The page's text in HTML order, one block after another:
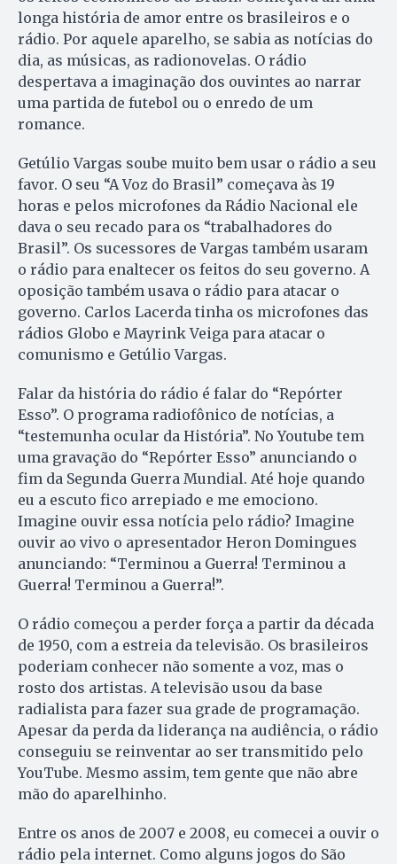
longa história de amor entre os brasileiros e o
rádio. Por aquele aparelho, se sabia as notícias do
dia, as músicas, as radionovelas. O rádio
despertava a imaginação dos ouvintes ao narrar
uma partida de futebol ou o enredo de um
romance.
Getúlio Vargas soube muito bem usar o rádio a seu
favor. O seu “A Voz do Brasil” começava às 19
horas e pelos microfones da Rádio Nacional ele
dava o seu recado para os “trabalhadores do
Brasil”. Os sucessores de Vargas também usaram
o rádio para enaltecer os feitos do seu governo. A
oposição também usava o rádio para atacar o
governo. Carlos Lacerda tinha os microfones das
rádios Globo e Mayrink Veiga para atacar o
comunismo e Getúlio Vargas.
Falar da história do rádio é falar do “Repórter
Esso”. O programa radiofônico de notícias, a
“testemunha ocular da História”. No Youtube tem
uma gravação do “Repórter Esso” anunciando o
fim da Segunda Guerra Mundial. Até hoje quando
eu a escuto fico arrepiado e me emociono.
Imagine ouvir essa notícia pelo rádio? Imagine
ouvir ao vivo o apresentador Heron Domingues
anunciando: “Terminou a Guerra! Terminou a
Guerra! Terminou a Guerra!”.
O rádio começou a perder força a partir da década
de 1950, com a estreia da televisão. Os brasileiros
poderiam conhecer não somente a voz, mas o
rosto dos artistas. A televisão usou da base
radialista para fazer sua grade de programação.
Apesar da perda da liderança na audiência, o rádio
conseguiu se reinventar ao ser transmitido pelo
YouTube. Mesmo assim, tem gente que não abre
mão do aparelhinho.
Entre os anos de 2007 e 2008, eu comecei a ouvir o
rádio pela internet. Como alguns jogos do São